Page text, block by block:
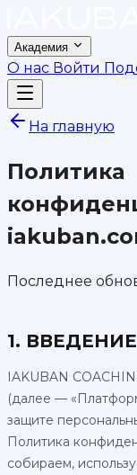
Академия
О нас Войти
На главную
Политика
Последнее
1. ВВЕДЕНИЕ
IAKUBAN
(далее —
защите
Политика
собираем,